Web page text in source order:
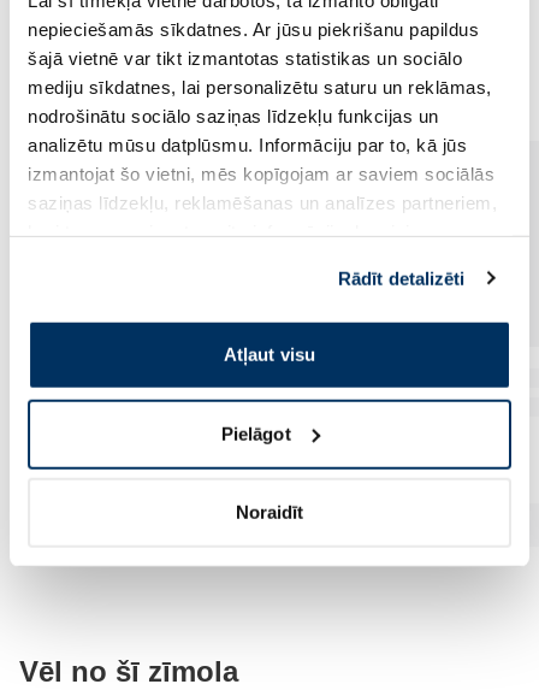
nepieciešamās sīkdatnes. Ar jūsu piekrišanu papildus
šajā vietnē var tikt izmantotas statistikas un sociālo
mediju sīkdatnes, lai personalizētu saturu un reklāmas,
nodrošinātu sociālo saziņas līdzekļu funkcijas un
analizētu mūsu datplūsmu. Informāciju par to, kā jūs
izmantojat šo vietni, mēs kopīgojam ar saviem sociālās
saziņas līdzekļu, reklamēšanas un analīzes partneriem,
pakalpojumus. Ja piekrītat šo papildu sīkdatņu
izmantošanai, lūdzu, atzīmējiet savu izvēli:
Rādīt detalizēti
Atļaut visu
Pielāgot
Noraidīt
Populārākie kategorijā
Vēl no šī zīmola